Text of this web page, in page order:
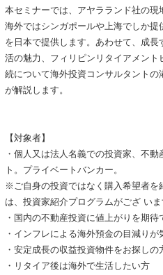
本セミナーでは、アヤラランド社の
海外ではシンガポールや上海でしか
を日本で提供します。あわせて、成
活の魅力、フィリピンリタイアメン
続について海外投資コンサルタント
が解説します。
【対象者】
・個人又は法人名義での投資家、不
ト。プライベートバンカー。
※ご自身の投資ではなく購入希望者を
は、投資家紹介プログラムがござ い
・国内の不動産投資に値上がりを期待
・インフレによる海外預金の目減りが
・安定成長の収益投資物件をお探しの
・リタイア後は海外で生活したい方